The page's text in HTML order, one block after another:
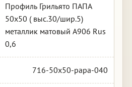
Профиль Грильято ПАПА
50х50 ( выс.30/шир.5)
металлик матовый А906 Rus
0,6
716-50x50-papa-040